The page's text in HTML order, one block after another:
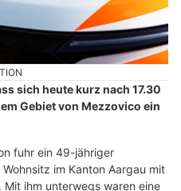
sich heute kurz nach 17.30
Gebiet von Mezzovico ein
fuhr ein 49-jähriger
im Kanton Aargau mit
ihm unterwegs waren eine